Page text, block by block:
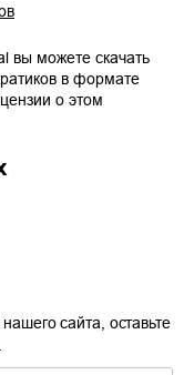
вы можете скачать
в формате
о этом
сайта, оставьте